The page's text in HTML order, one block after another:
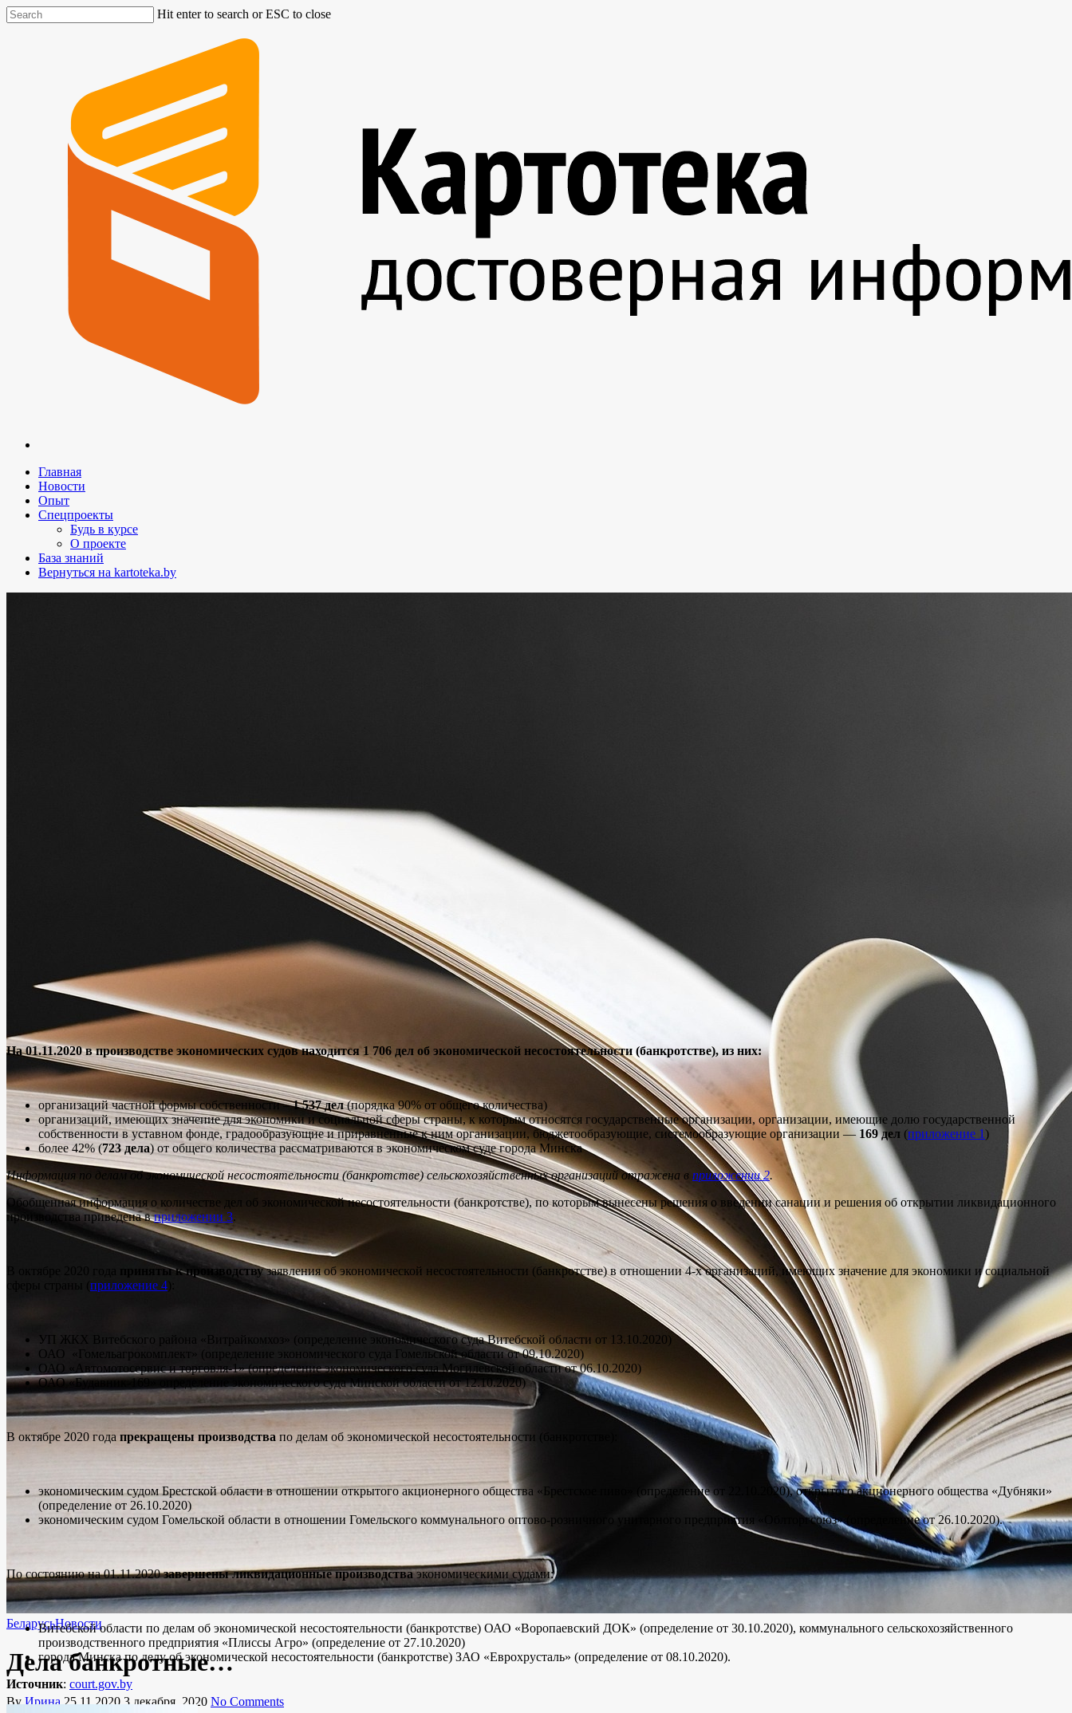
Hit enter to search or ESC to close
Главная
Новости
Опыт
Спецпроекты
Будь в курсе
О проекте
База знаний
Вернуться на kartoteka.by
БеларусьНовости
Дела банкротные…
ByИрина 25.11.2020 3 декабря, 2020 No Comments
На 01.11.2020 в производстве экономических судов находится 1 706 дел об экономической несостоятельности (банкротстве), из них:
организаций частной формы собственности –1 537 дел(порядка 90% от общего количества)
организаций, имеющих значение для экономики и социальной сферы страны, к которым относятся государственные организации, организации, имеющие долю государственной
собственности в уставном фонде, градообразующие и приравненные к ним организации, бюджетообразующие, системообразующие организации — 169 дел (приложение 1 )
более 42% (723 дела) от общего количества рассматриваются в экономическом суде города Минска
Информация по делам об экономической несостоятельности (банкротстве) сельскохозяйственных организаций отражена в приложении 2.
Обобщенная информация о количестве дел об экономической несостоятельности (банкротстве), по которым вынесены решения о введении санации и решения об открытии ликвидационного
производства приведена вприложении 3.
приняты к производствузаявления об экономической несостоятельности (банкротстве) в отношении 4-х организаций, имеющих значение для экономики и социальной
приложение 4
УП ЖКХ Витебского района «Витрайкомхоз» (определение экономического суда Витебской области от 13.10.2020)
ОАО «Гомельагрокомплект» (определение экономического суда Гомельской области от 09.10.2020)
ОАО «Автомотосервис и торговля-1» (определение экономического суда Могилевской области от 06.10.2020)
ОАО «Будавник-169» определение экономического суда Минской области от 12.10.2020)
В октябре 2020 года прекращены производства по делам об экономической несостоятельности (банкротстве):
экономическим судом Брестской области в отношении открытого акционерного общества «Брестское пиво» (определение от 22.10.2020), открытого акционерного общества «Дубняки»
(определение от 26.10.2020)
экономическим судом Гомельской области в отношении Гомельского коммунального оптово-розничного унитарного предприятия «Облторгсоюз» (определение от 26.10.2020).
По состоянию на 01.11.2020завершены ликвидационные производстваэкономическими судами:
Витебской области по делам об экономической несостоятельности (банкротстве) ОАО «Воропаевский ДОК» (определение от 30.10.2020), коммунального сельскохозяйственного
производственного предприятия «Плиссы Агро» (определение от 27.10.2020)
города Минска по делу об экономической несостоятельности (банкротстве) ЗАО «Еврохрусталь» (определение от 08.10.2020).
Источник: court.gov.by